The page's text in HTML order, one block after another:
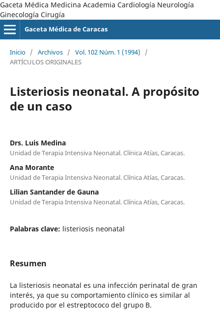
Gaceta Médica Medicina Academia Cardiología Neurología
Ginecología Cirugía
Gaceta Médica de Caracas
Inicio / Archivos / Vol. 102 Núm. 1 (1994)
/
ARTÍCULOS ORIGINALES
Listeriosis neonatal. A propósito
de un caso
Drs. Luis Medina
Unidad de Terapia Intensiva Neonatal. Clínica Atías, Caracas.
Ana Morante
Unidad de Terapia Intensiva Neonatal. Clínica Atías, Caracas.
Lilian Santander de Gauna
Unidad de Terapia Intensiva Neonatal. Clínica Atías, Caracas.
Palabras clave: listeriosis neonatal
Resumen
La listeriosis neonatal es una infección perinatal de gran
interés, ya que su comportamiento clínico es similar al
producido por el estreptococo del grupo B.